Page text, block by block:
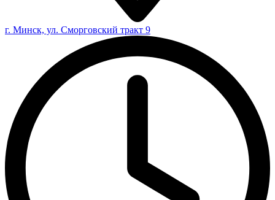
г. Минск, ул. Сморговский тракт 9